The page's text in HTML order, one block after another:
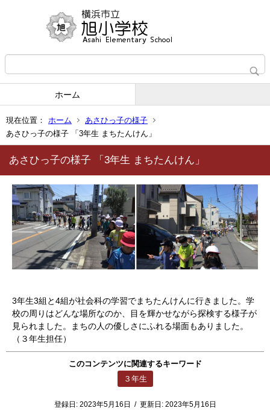
ホーム
現在位置： ホーム
あさひっ子の様子
あさひっ子の様子 「3年生 まちたんけん」
あさひっ子の様子 「3年生 まちたんけん」
3年生3組と4組が社会科の学習でまちたんけんに行きました。学
校の周りはどんな場所なのか、目を輝かせながら探検する様子が
見られました。まちの人の優しさにふれる場面もありました。
（３年生担任）
このコンテンツに関連するキーワード
３年生
登録日: 2023年5月16日 / 更新日: 2023年5月16日